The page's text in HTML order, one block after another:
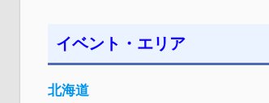
イベント・エリア
北海道